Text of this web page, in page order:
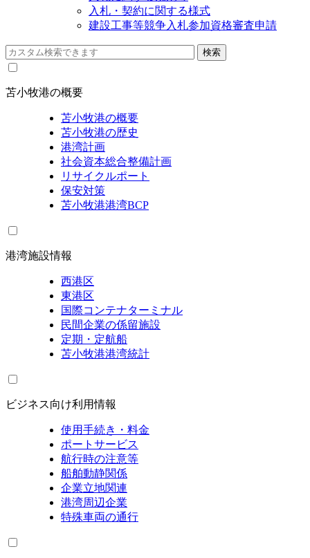
入札・契約に関する様式
建設工事等競争入札参加資格審査申請
苫小牧港の概要
苫小牧港の概要
苫小牧港の歴史
港湾計画
社会資本総合整備計画
リサイクルポート
保安対策
苫小牧港港湾BCP
港湾施設情報
西港区
東港区
国際コンテナターミナル
民間企業の係留施設
定期・定航船
苫小牧港港湾統計
ビジネス向け利用情報
使用手続き・料金
ポートサービス
航行時の注意等
船舶動静関係
企業立地関連
港湾周辺企業
特殊車両の通行